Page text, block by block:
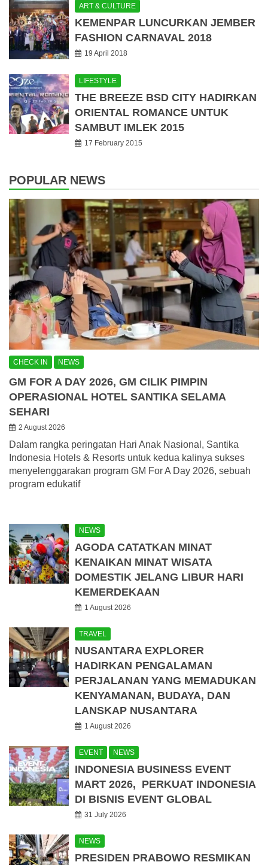
ART & CULTURE
KEMENPAR LUNCURKAN JEMBER
FASHION CARNAVAL 2018
19 April 2018
LIFESTYLE
THE BREEZE BSD CITY HADIRKAN
ORIENTAL ROMANCE UNTUK
SAMBUT IMLEK 2015
17 February 2015
POPULAR NEWS
CHECK IN NEWS
GM FOR A DAY 2026, GM CILIK PIMPIN
OPERASIONAL HOTEL SANTIKA SELAMA
SEHARI
2 August 2026
Dalam rangka peringatan Hari Anak Nasional, Santika
Indonesia Hotels & Resorts untuk kedua kalinya sukses
menyelenggarakan program GM For A Day 2026, sebuah
program edukatif
NEWS
AGODA CATATKAN MINAT
KENAIKAN MINAT WISATA
DOMESTIK JELANG LIBUR HARI
KEMERDEKAAN
1 August 2026
TRAVEL
NUSANTARA EXPLORER
HADIRKAN PENGALAMAN
PERJALANAN YANG MEMADUKAN
KENYAMANAN, BUDAYA, DAN
LANSKAP NUSANTARA
1 August 2026
EVENT NEWS
INDONESIA BUSINESS EVENT
MART 2026, PERKUAT INDONESIA
DI BISNIS EVENT GLOBAL
31 July 2026
NEWS
PRESIDEN PRABOWO RESMIKAN